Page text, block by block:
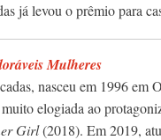
já levou o prêmio para
Mulheres
nasceu em 1996 em
elogiada ao
Girl(2018). Em 2019,